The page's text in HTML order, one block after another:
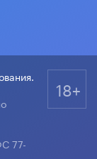
77-
18+